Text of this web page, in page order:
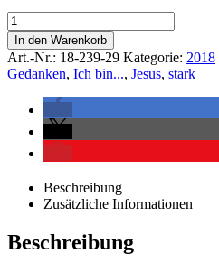
In den Warenkorb
Art.-Nr.: 18-239-29 Kategorie: 2018
Gedanken, Ich bin..., Jesus, stark
Beschreibung
Zusätzliche Informationen
Beschreibung